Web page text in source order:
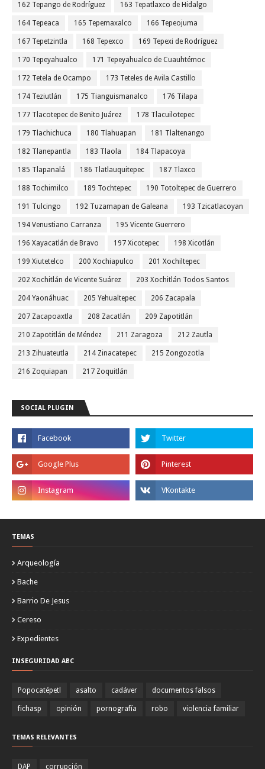
162 Tepango de Rodríguez 163 Tepatlaxco de Hidalgo
164 Tepeaca 165 Tepemaxalco 166 Tepeojuma
167 Tepetzintla 168 Tepexco 169 Tepexi de Rodríguez
170 Tepeyahualco 171 Tepeyahualco de Cuauhtémoc
172 Tetela de Ocampo 173 Teteles de Avila Castillo
174 Teziutlán 175 Tianguismanalco 176 Tilapa
177 Tlacotepec de Benito Juárez 178 Tlacuilotepec
179 Tlachichuca 180 Tlahuapan 181 Tlaltenango
182 Tlanepantla 183 Tlaola 184 Tlapacoya
185 Tlapanalá 186 Tlatlauquitepec 187 Tlaxco
188 Tochimilco 189 Tochtepec 190 Totoltepec de Guerrero
191 Tulcingo 192 Tuzamapan de Galeana 193 Tzicatlacoyan
194 Venustiano Carranza 195 Vicente Guerrero
196 Xayacatlán de Bravo 197 Xicotepec 198 Xicotlán
199 Xiutetelco 200 Xochiapulco 201 Xochiltepec
202 Xochitlán de Vicente Suárez 203 Xochitlán Todos Santos
204 Yaonáhuac 205 Yehualtepec 206 Zacapala
207 Zacapoaxtla 208 Zacatlán 209 Zapotitlán
210 Zapotitlán de Méndez 211 Zaragoza 212 Zautla
213 Zihuateutla 214 Zinacatepec 215 Zongozotla
216 Zoquiapan 217 Zoquitlán
SOCIAL PLUGIN
TEMAS
Arqueología
Bache
Barrio De Jesus
Cereso
Expedientes
INSEGURIDAD ABC
Popocatépetl asalto cadáver documentos falsos
fichasp opinión pornografía robo violencia familiar
TEMAS RELEVANTES
DAP corrupción